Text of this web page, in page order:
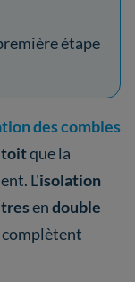
étape
des combles
toitque la
L'isolation
endouble
complètent